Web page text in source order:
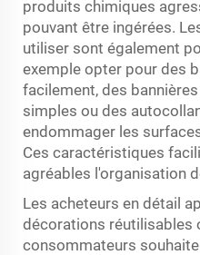
produits chimiques
pouvant être ingérées.
utiliser sont également
exemple opter pour des
facilement, des
simples ou des
endommager les
Ces caractéristiques
agréables l'organisation
Les acheteurs en détail
décorations réutilisables
consommateurs